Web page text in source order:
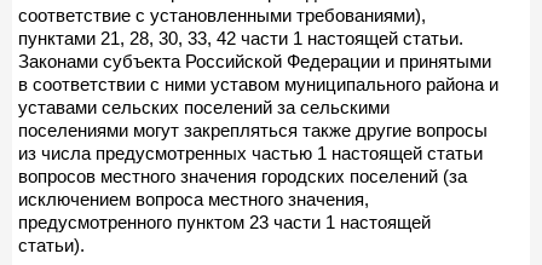
соответствие с установленными требованиями),
пунктами 21, 28, 30, 33, 42 части 1 настоящей статьи.
Законами субъекта Российской Федерации и принятыми
в соответствии с ними уставом муниципального района и
уставами сельских поселений за сельскими
поселениями могут закрепляться также другие вопросы
из числа предусмотренных частью 1 настоящей статьи
вопросов местного значения городских поселений (за
исключением вопроса местного значения,
предусмотренного пунктом 23 части 1 настоящей
статьи).